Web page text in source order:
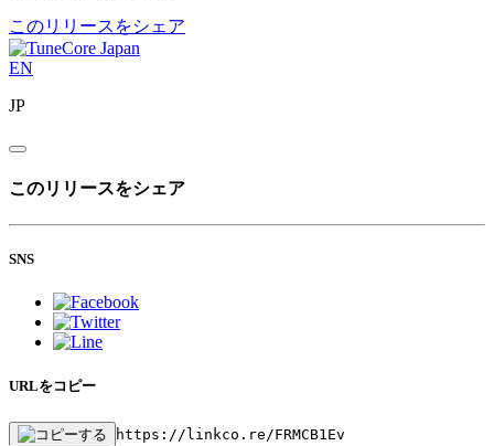
このリリースをシェア
EN
JP
このリリースをシェア
SNS
URLをコピー
https://linkco.re/FRMCB1Ev